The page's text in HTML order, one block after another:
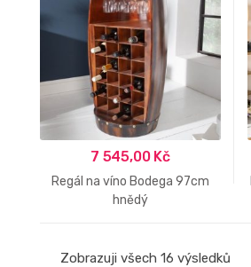
7 545,00 Kč
Regál na víno Bodega 97cm
hnědý
Zobrazuji všech 16 výsledků